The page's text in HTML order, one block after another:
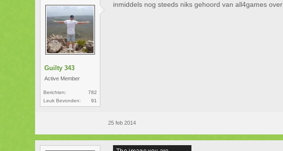
Guilty 343
Active Member
Berichten:
782
Leuk Bevonden:
91
inmiddels nog steeds niks gehoord van all4games
25 feb 2014